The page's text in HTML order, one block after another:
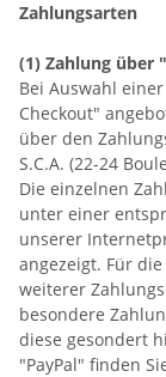
Zahlungsarten
(1) Zahlung über
Bei Auswahl
Checkout"
über den
S.C.A. (22-24
Die einzelnen
unter einer
unserer
angezeigt. Für
weiterer
besondere
diese gesondert
"PayPal" finden